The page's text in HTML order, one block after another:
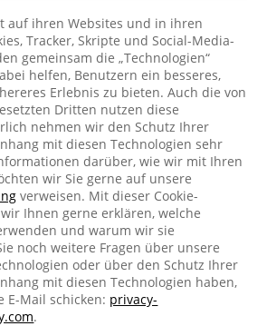
auf ihren Websites und in ihren
Tracker, Skripte und Social-Media-
gemeinsam die „Technologien“
helfen, Benutzern ein besseres,
Erlebnis zu bieten. Auch die von
Dritten nutzen diese
nehmen wir den Schutz Ihrer
mit diesen Technologien sehr
darüber, wie wir mit Ihren
wir Sie gerne auf unsere
verweisen. Mit dieser Cookie-
Ihnen gerne erklären, welche
und warum wir sie
noch weitere Fragen über unsere
oder über den Schutz Ihrer
mit diesen Technologien haben,
E-Mail schicken: privacy-
.